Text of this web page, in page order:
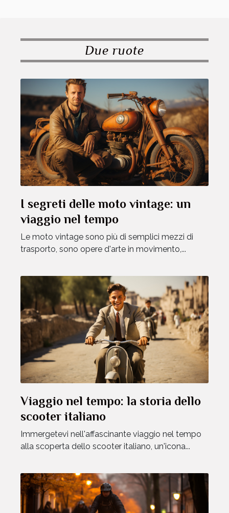
Due ruote
I segreti delle moto vintage: un
viaggio nel tempo
Le moto vintage sono più di semplici mezzi di
trasporto, sono opere d'arte in movimento,...
Viaggio nel tempo: la storia dello
scooter italiano
Immergetevi nell'affascinante viaggio nel tempo
alla scoperta dello scooter italiano, un'icona...